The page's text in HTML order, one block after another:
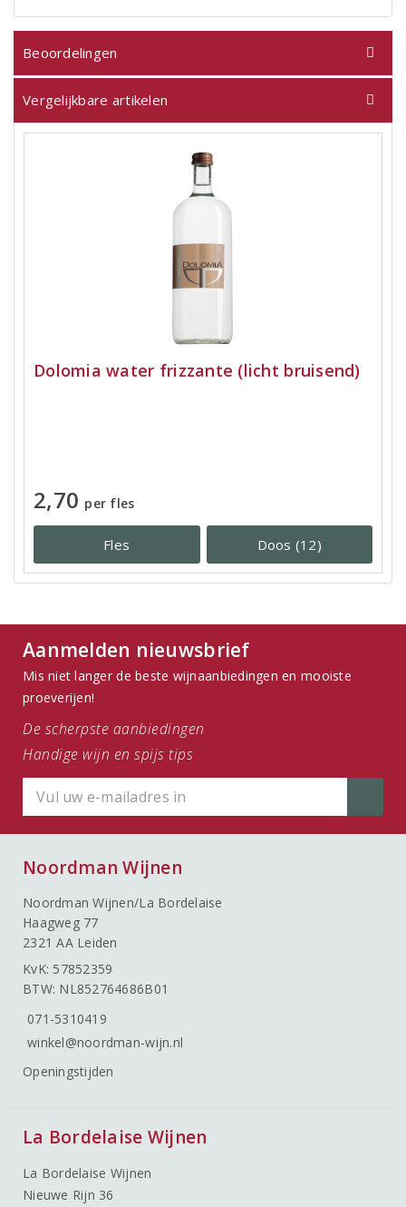
Beoordelingen
Vergelijkbare artikelen
Dolomia water frizzante (licht bruisend)
2,70 per fles
Fles Doos (12)
Aanmelden nieuwsbrief
Mis niet langer de beste wijnaanbiedingen en mooiste
proeverijen!
De scherpste aanbiedingen
Handige wijn en spijs tips
Noordman Wijnen
Noordman Wijnen/La Bordelaise
Haagweg 77
2321 AA Leiden
KvK: 57852359
BTW: NL852764686B01
071-5310419
winkel@noordman-wijn.nl
Openingstijden
La Bordelaise Wijnen
La Bordelaise Wijnen
Nieuwe Rijn 36